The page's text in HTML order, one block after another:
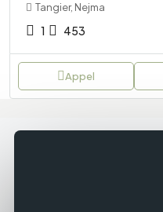
Tangier, Nejma
1 453
Appel